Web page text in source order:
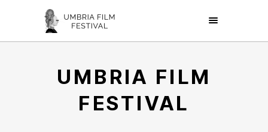
UMBRIA FILM
FESTIVAL